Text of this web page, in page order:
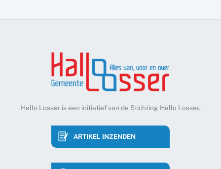
Hallo Losser is een initiatief van de Stichting Hallo Losser.
ARTIKEL INZENDEN